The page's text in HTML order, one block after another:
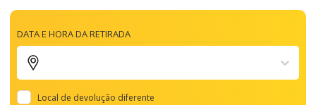
DATA E HORA DA RETIRADA
Local de devolução diferente